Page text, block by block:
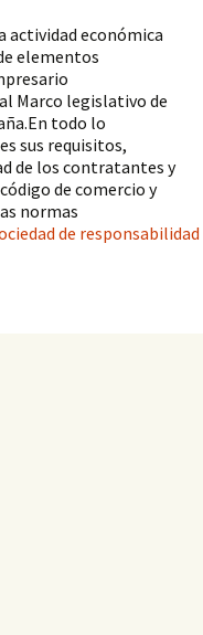
actividad económica
elementos
Marco legislativo de
todo lo
sus requisitos,
de los contratantes y
de comercio y
normas
de